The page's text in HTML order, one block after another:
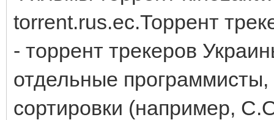
torrent.rus.ec.Торрент
- торрент трекеров
отдельные
сортировки (например,